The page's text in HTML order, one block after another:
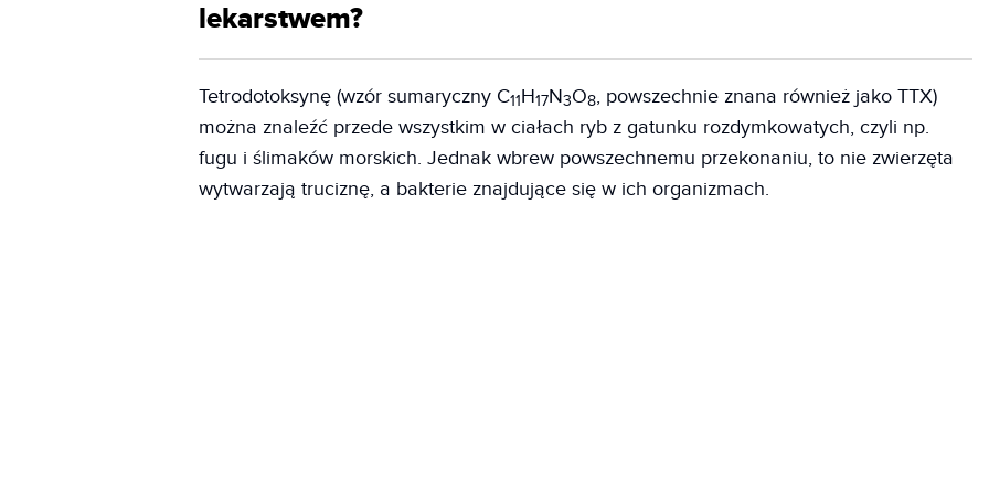
lekarstwem?
Tetrodotoksynę (wzór sumaryczny C11H17N3O8, powszechnie znana również jako TTX)
można znaleźć przede wszystkim w ciałach ryb z gatunku rozdymkowatych, czyli np.
fugu i ślimaków morskich. Jednak wbrew powszechnemu przekonaniu, to nie zwierzęta
wytwarzają truciznę, a bakterie znajdujące się w ich organizmach.